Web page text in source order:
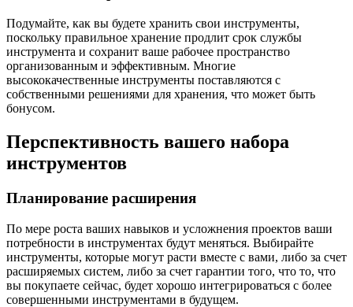
Подумайте, как вы будете хранить свои инструменты,
поскольку правильное хранение продлит срок службы
инструмента и сохранит ваше рабочее пространство
организованным и эффективным. Многие
высококачественные инструменты поставляются с
собственными решениями для хранения, что может быть
бонусом.
Перспективность вашего набора
инструментов
Планирование расширения
По мере роста ваших навыков и усложнения проектов ваши
потребности в инструментах будут меняться. Выбирайте
инструменты, которые могут расти вместе с вами, либо за счет
расширяемых систем, либо за счет гарантии того, что то, что
вы покупаете сейчас, будет хорошо интегрироваться с более
совершенными инструментами в будущем.